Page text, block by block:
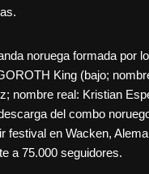
noruega formada por
King (bajo;
nombre real: Kristian
del combo
festival en Wacken,
a 75.000 seguidores.